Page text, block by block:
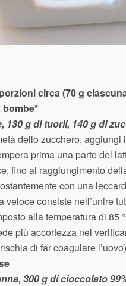
circa (70 g
bombe*
130 g di tuorli, 140 g di
dello zucchero, aggiungi
prima una parte del
fino al raggiungimento
con una
veloce consiste nell’unire
alla temperatura di 85
più accortezza nel
di far coagulare
300 g di cioccolato